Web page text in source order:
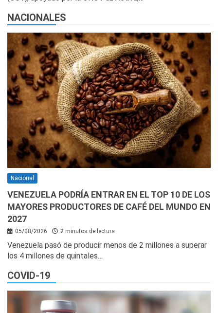
NACIONALES
Nacional
VENEZUELA PODRÍA ENTRAR EN EL TOP 10 DE LOS
MAYORES PRODUCTORES DE CAFÉ DEL MUNDO EN
2027
05/08/2026 2 minutos de lectura
Venezuela pasó de producir menos de 2 millones a superar
los 4 millones de quintales…
COVID-19